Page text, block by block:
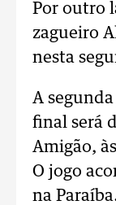
Por outro
zagueiro
nesta
A
final será
Amigão,
O jogo
na